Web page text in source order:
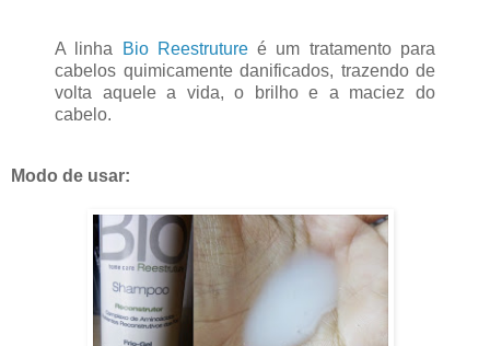
A linha Bio Reestrutureé um tratamento para
cabelos quimicamente danificados, trazendo de
volta aquele a vida, o brilho e a maciez do
cabelo.
Modo de usar: